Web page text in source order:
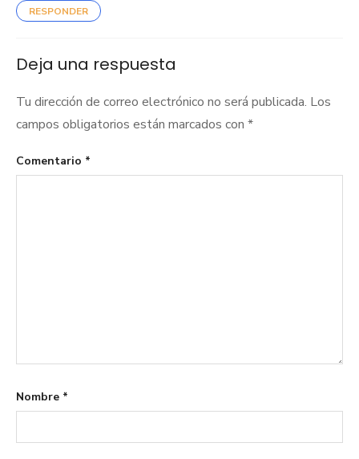
RESPONDER
Deja una respuesta
Tu dirección de correo electrónico no será publicada. Los
campos obligatorios están marcados con *
Comentario *
Nombre *